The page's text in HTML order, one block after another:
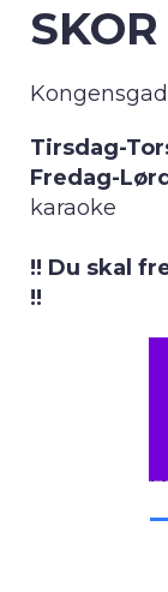
Tirsdag-
Fredag-
karaoke
!! Du skal
!!